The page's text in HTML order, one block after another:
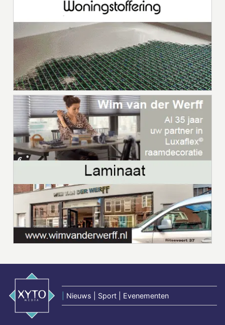
Nieuws | Sport | Evenementen